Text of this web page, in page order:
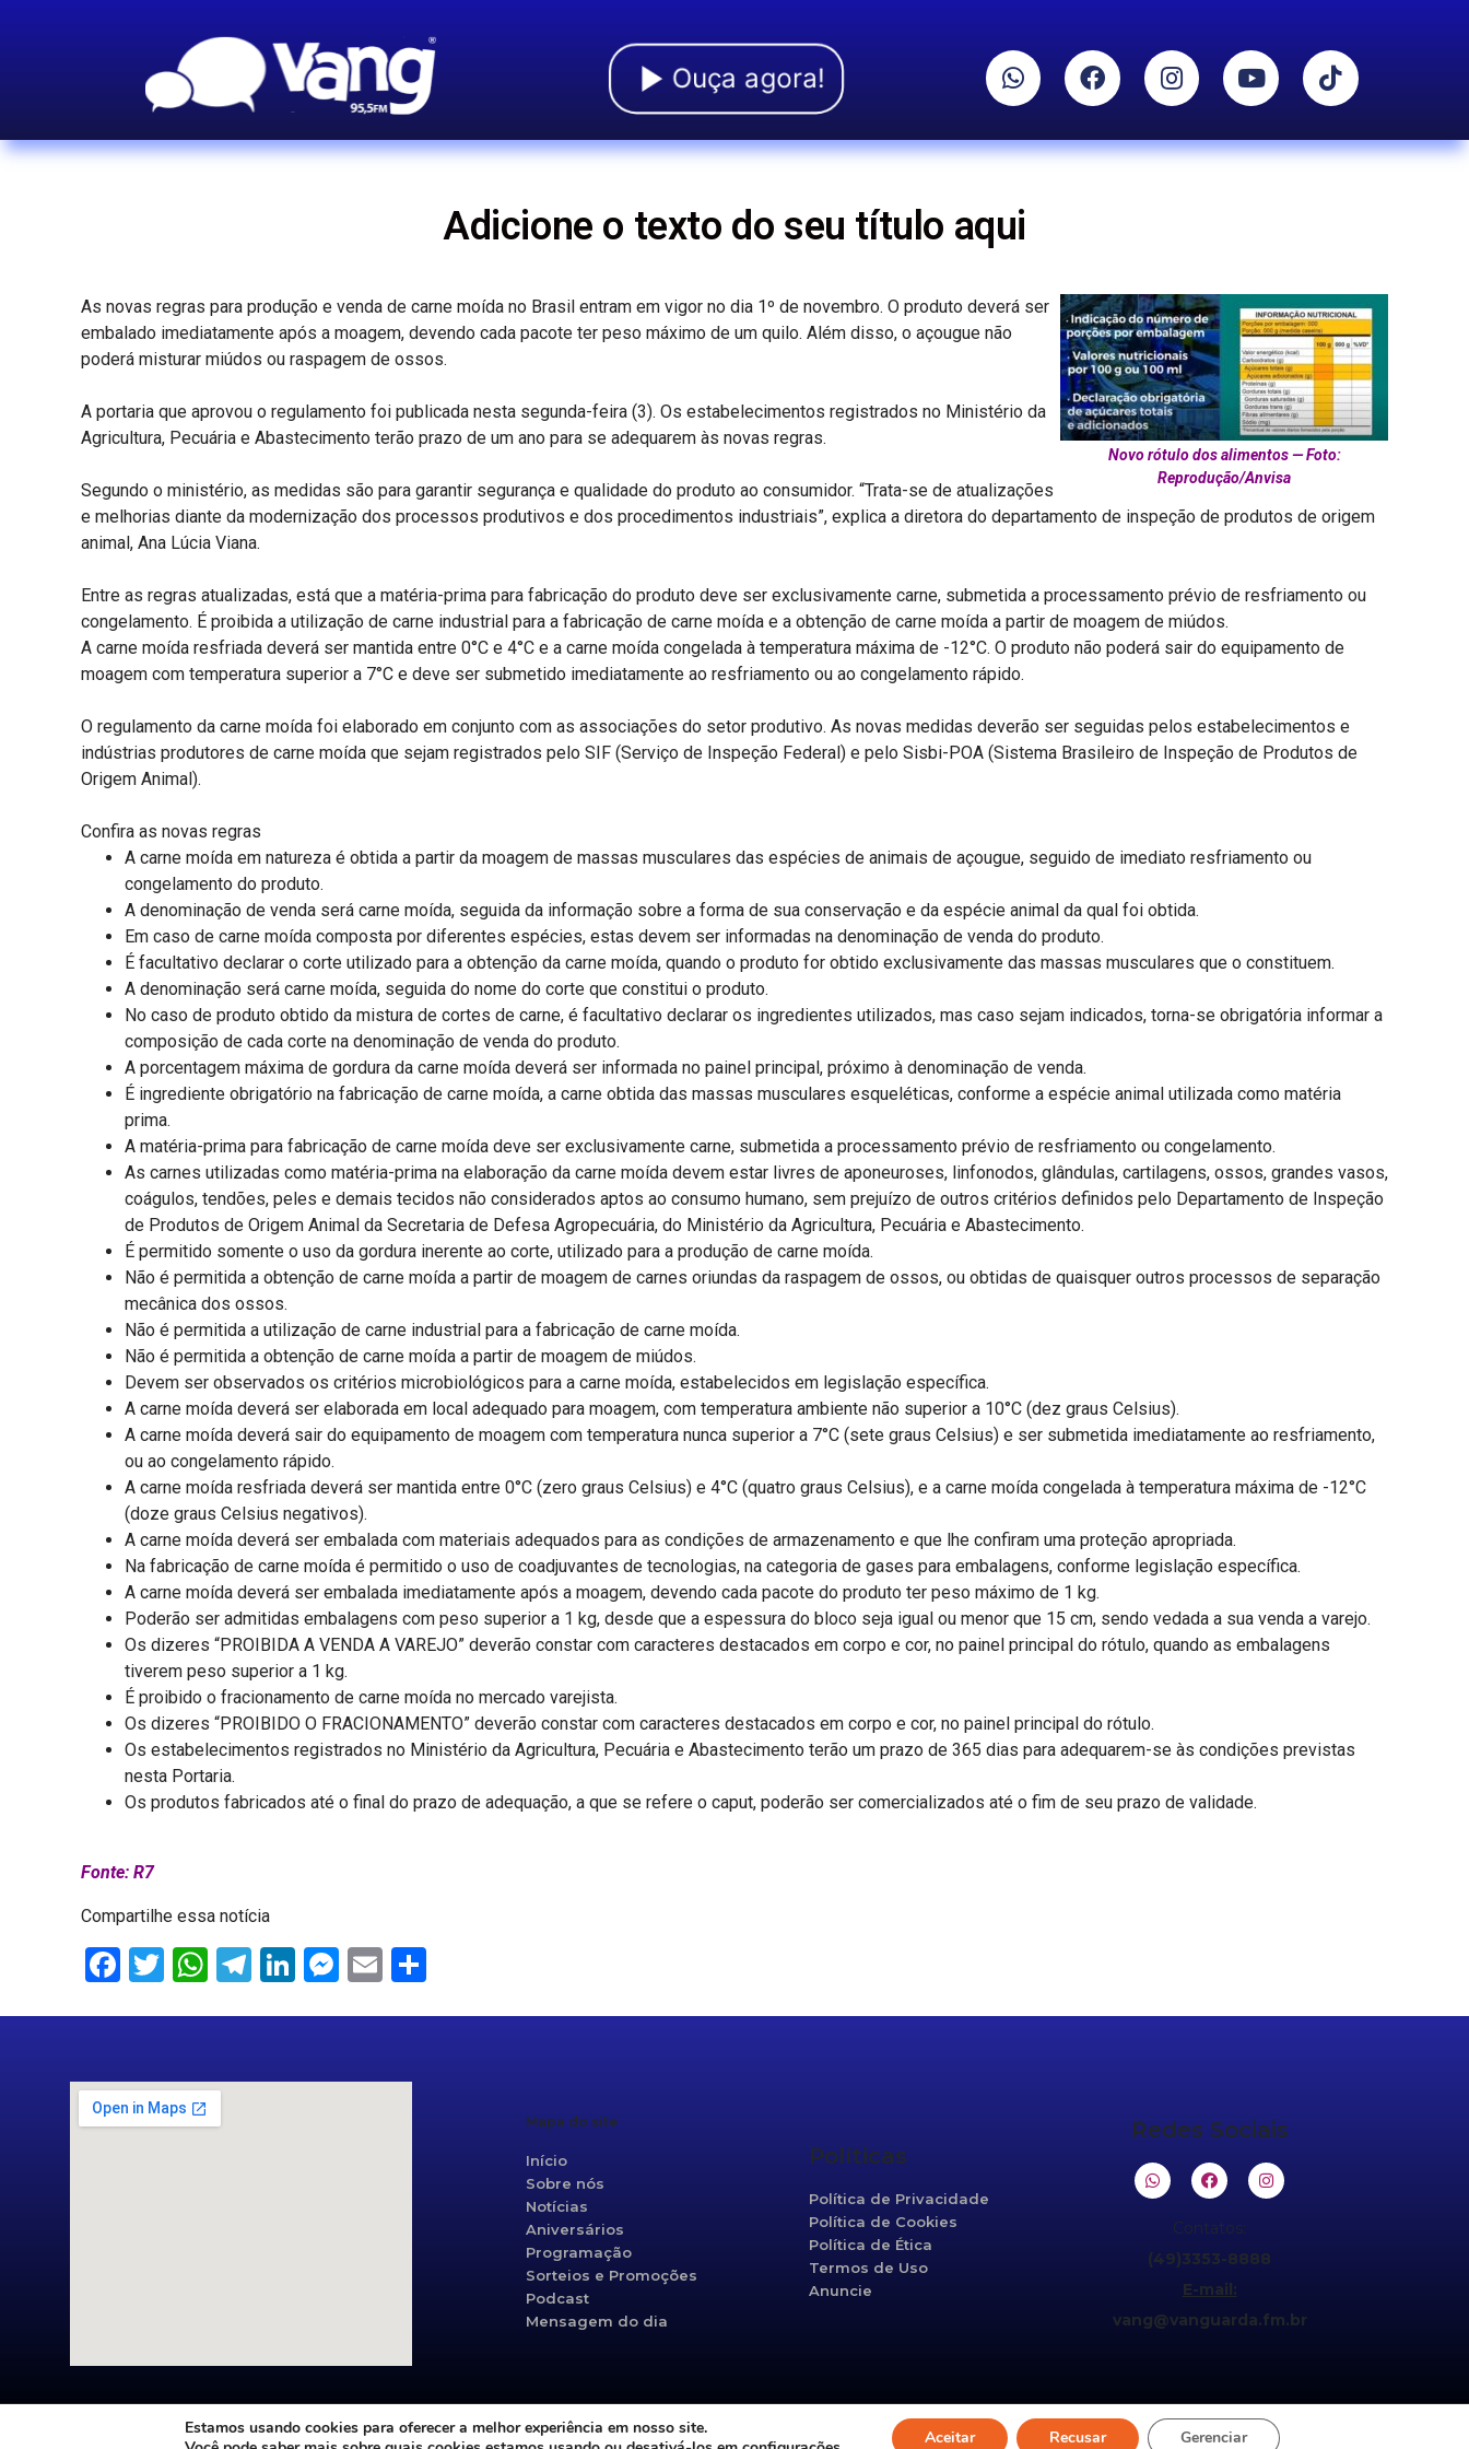
Ouça agora!
Adicione o texto do seu título aqui
Novo rótulo dos alimentos — Foto:
Reprodução/Anvisa
As novas regras para produção e venda de carne moída no Brasil entram em vigor no dia 1º de novembro. O produto deverá ser
embalado imediatamente após a moagem, devendo cada pacote ter peso máximo de um quilo. Além disso, o açougue não
poderá misturar miúdos ou raspagem de ossos.
A portaria que aprovou o regulamento foi publicada nesta segunda-feira (3). Os estabelecimentos registrados no Ministério da
Agricultura, Pecuária e Abastecimento terão prazo de um ano para se adequarem às novas regras.
Segundo o ministério, as medidas são para garantir segurança e qualidade do produto ao consumidor. “Trata-se de atualizações
e melhorias diante da modernização dos processos produtivos e dos procedimentos industriais”, explica a diretora do departamento de inspeção de produtos de origem
animal, Ana Lúcia Viana.
Entre as regras atualizadas, está que a matéria-prima para fabricação do produto deve ser exclusivamente carne, submetida a processamento prévio de resfriamento ou
congelamento. É proibida a utilização de carne industrial para a fabricação de carne moída e a obtenção de carne moída a partir de moagem de miúdos.
A carne moída resfriada deverá ser mantida entre 0°C e 4°C e a carne moída congelada à temperatura máxima de -12°C. O produto não poderá sair do equipamento de
moagem com temperatura superior a 7°C e deve ser submetido imediatamente ao resfriamento ou ao congelamento rápido.
O regulamento da carne moída foi elaborado em conjunto com as associações do setor produtivo. As novas medidas deverão ser seguidas pelos estabelecimentos e
indústrias produtores de carne moída que sejam registrados pelo SIF (Serviço de Inspeção Federal) e pelo Sisbi-POA (Sistema Brasileiro de Inspeção de Produtos de
Origem Animal).
Confira as novas regras
A carne moída em natureza é obtida a partir da moagem de massas musculares das espécies de animais de açougue, seguido de imediato resfriamento ou
congelamento do produto.
A denominação de venda será carne moída, seguida da informação sobre a forma de sua conservação e da espécie animal da qual foi obtida.
Em caso de carne moída composta por diferentes espécies, estas devem ser informadas na denominação de venda do produto.
É facultativo declarar o corte utilizado para a obtenção da carne moída, quando o produto for obtido exclusivamente das massas musculares que o constituem.
A denominação será carne moída, seguida do nome do corte que constitui o produto.
No caso de produto obtido da mistura de cortes de carne, é facultativo declarar os ingredientes utilizados, mas caso sejam indicados, torna-se obrigatória informar a
composição de cada corte na denominação de venda do produto.
A porcentagem máxima de gordura da carne moída deverá ser informada no painel principal, próximo à denominação de venda.
É ingrediente obrigatório na fabricação de carne moída, a carne obtida das massas musculares esqueléticas, conforme a espécie animal utilizada como matéria
prima.
A matéria-prima para fabricação de carne moída deve ser exclusivamente carne, submetida a processamento prévio de resfriamento ou congelamento.
As carnes utilizadas como matéria-prima na elaboração da carne moída devem estar livres de aponeuroses, linfonodos, glândulas, cartilagens, ossos, grandes vasos,
coágulos, tendões, peles e demais tecidos não considerados aptos ao consumo humano, sem prejuízo de outros critérios definidos pelo Departamento de Inspeção
de Produtos de Origem Animal da Secretaria de Defesa Agropecuária, do Ministério da Agricultura, Pecuária e Abastecimento.
É permitido somente o uso da gordura inerente ao corte, utilizado para a produção de carne moída.
Não é permitida a obtenção de carne moída a partir de moagem de carnes oriundas da raspagem de ossos, ou obtidas de quaisquer outros processos de separação
mecânica dos ossos.
Não é permitida a utilização de carne industrial para a fabricação de carne moída.
Não é permitida a obtenção de carne moída a partir de moagem de miúdos.
Devem ser observados os critérios microbiológicos para a carne moída, estabelecidos em legislação específica.
A carne moída deverá ser elaborada em local adequado para moagem, com temperatura ambiente não superior a 10°C (dez graus Celsius).
A carne moída deverá sair do equipamento de moagem com temperatura nunca superior a 7°C (sete graus Celsius) e ser submetida imediatamente ao resfriamento,
ou ao congelamento rápido.
A carne moída resfriada deverá ser mantida entre 0°C (zero graus Celsius) e 4°C (quatro graus Celsius), e a carne moída congelada à temperatura máxima de -12°C
(doze graus Celsius negativos).
A carne moída deverá ser embalada com materiais adequados para as condições de armazenamento e que lhe confiram uma proteção apropriada.
Na fabricação de carne moída é permitido o uso de coadjuvantes de tecnologias, na categoria de gases para embalagens, conforme legislação específica.
A carne moída deverá ser embalada imediatamente após a moagem, devendo cada pacote do produto ter peso máximo de 1 kg.
Poderão ser admitidas embalagens com peso superior a 1 kg, desde que a espessura do bloco seja igual ou menor que 15 cm, sendo vedada a sua venda a varejo.
Os dizeres “PROIBIDA A VENDA A VAREJO” deverão constar com caracteres destacados em corpo e cor, no painel principal do rótulo, quando as embalagens
tiverem peso superior a 1 kg.
É proibido o fracionamento de carne moída no mercado varejista.
Os dizeres “PROIBIDO O FRACIONAMENTO” deverão constar com caracteres destacados em corpo e cor, no painel principal do rótulo.
Os estabelecimentos registrados no Ministério da Agricultura, Pecuária e Abastecimento terão um prazo de 365 dias para adequarem-se às condições previstas
nesta Portaria.
Os produtos fabricados até o final do prazo de adequação, a que se refere o caput, poderão ser comercializados até o fim de seu prazo de validade.
Fonte: R7
Compartilhe essa notícia
Facebook
Twitter
WhatsApp
Telegram
LinkedIn
Messenger
Email
Mapa do site
Início
Sobre nós
Notícias
Aniversários
Programação
Sorteios e Promoções
Podcast
Mensagem do dia
Políticas
Política de Privacidade
Política de Cookies
Política de Ética
Termos de Uso
Anuncie
Redes Sociais
Contatos:
(49)3353-8888
E-mail:
vang@vanguarda.fm.br
©2021 Vanguarda 95,5fm. Todos os direitos reservados.
Estamos usando cookies para oferecer a melhor experiência em nosso site.
Aceitar Recusar Gerenciar